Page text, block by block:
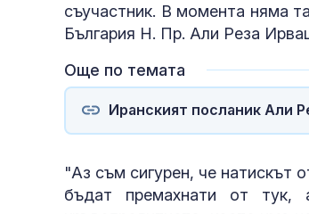
съучастник. В момента няма
България Н. Пр. Али Реза
Още по темата
Иранският посланик Али
"Аз съм сигурен, че натискът
бъдат премахнати от тук,